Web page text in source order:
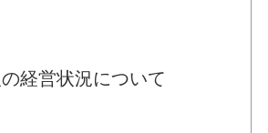
経営状況について